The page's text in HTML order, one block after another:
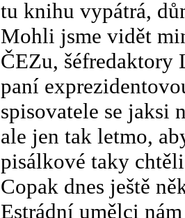
tu knihu vypátrá,
Mohli jsme vidět
ČEZu, šéfredaktory
paní
spisovatele se jaksi
ale jen tak letmo,
pisálkové taky
Copak dnes ještě
Estrádní umělci